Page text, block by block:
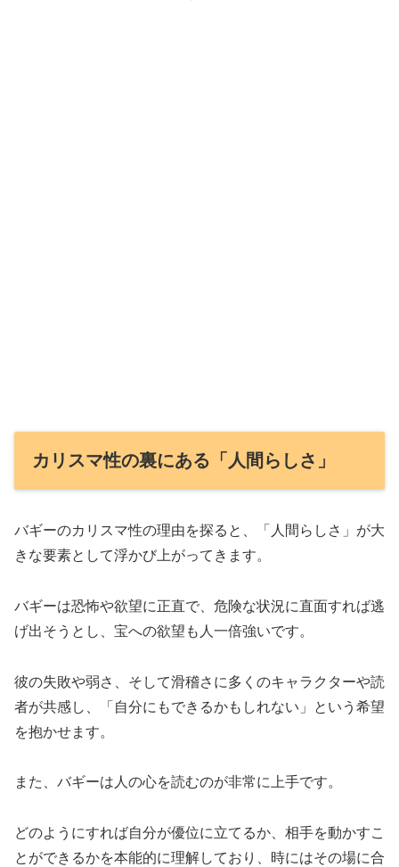
カリスマ性の裏にある「人間らしさ」
バギーのカリスマ性の理由を探ると、「人間らしさ」が大
きな要素として浮かび上がってきます。
バギーは恐怖や欲望に正直で、危険な状況に直面すれば逃
げ出そうとし、宝への欲望も人一倍強いです。
彼の失敗や弱さ、そして滑稽さに多くのキャラクターや読
者が共感し、「自分にもできるかもしれない」という希望
を抱かせます。
また、バギーは人の心を読むのが非常に上手です。
どのようにすれば自分が優位に立てるか、相手を動かすこ
とができるかを本能的に理解しており、時にはその場に合